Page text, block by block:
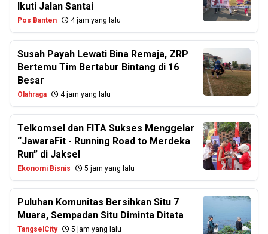
Ikuti Jalan Santai
Pos Banten 4 jam yang lalu
Susah Payah Lewati Bina Remaja, ZRP
Bertemu Tim Bertabur Bintang di 16
Besar
Olahraga 4 jam yang lalu
Telkomsel dan FITA Sukses Menggelar
“JawaraFit - Running Road to Merdeka
Run” di Jaksel
Ekonomi Bisnis 5 jam yang lalu
Puluhan Komunitas Bersihkan Situ 7
Muara, Sempadan Situ Diminta Ditata
TangselCity 5 jam yang lalu